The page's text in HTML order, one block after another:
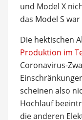
und Model X
das Model S
Die hektischen
Produktion im
Coronavirus-
scheinen also
Hochlauf
die anderen